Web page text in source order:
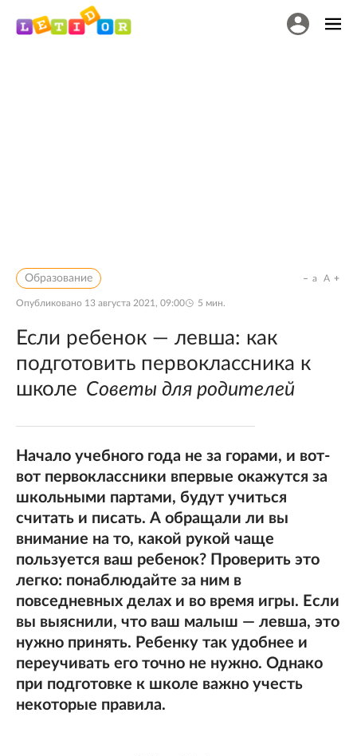
Образование
Опубликовано 13 августа 2021, 09:00 5 мин.
a A
Если ребенок — левша: как
подготовить первоклассника к
школе Советы для родителей
Начало учебного года не за горами, и вот-
вот первоклассники впервые окажутся за
школьными партами, будут учиться
считать и писать. А обращали ли вы
внимание на то, какой рукой чаще
пользуется ваш ребенок? Проверить это
легко: понаблюдайте за ним в
повседневных делах и во время игры. Если
вы выяснили, что ваш малыш — левша, это
нужно принять. Ребенку так удобнее и
переучивать его точно не нужно. Однако
при подготовке к школе важно учесть
некоторые правила.